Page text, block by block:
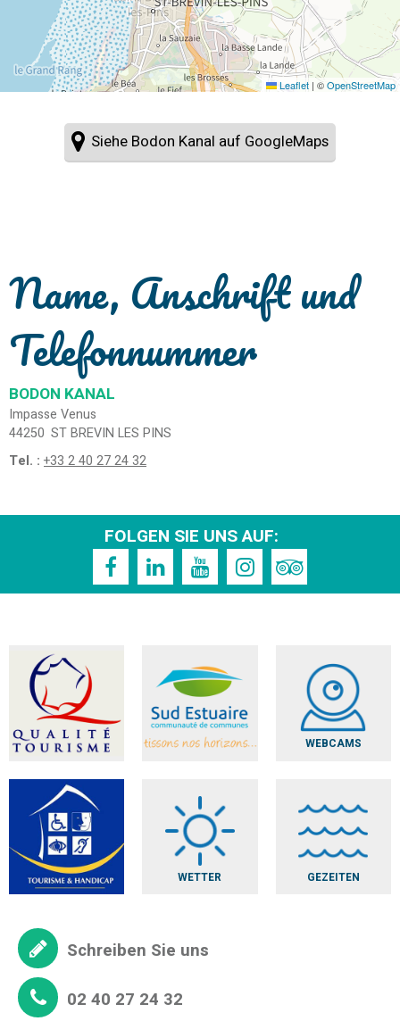
Leaflet | ©OpenStreetMap
Siehe Bodon Kanal auf GoogleMaps
Name, Anschrift und
Telefonnummer
BODON KANAL
Impasse Venus
44250 ST BREVIN LES PINS
Tel. : +33 2 40 27 24 32
FOLGEN SIE UNS AUF:
WEBCAMS
WETTER GEZEITEN
Schreiben Sie uns
02 40 27 24 32